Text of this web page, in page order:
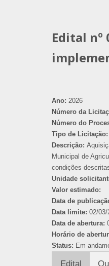
Edital nº
Ano: 2026
Número da
Número do
Tipo de Licitação:
Descrição:
Municipal de
condições
Unidade
Valor estimado:
Data de
Data limite: 02/03/
Data de abertura:
Horário de
Status: Em
Edital